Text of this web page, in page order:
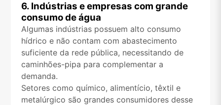
6. Indústrias e empresas com grande
consumo de água
Algumas indústrias possuem alto consumo
hídrico e não contam com abastecimento
suficiente da rede pública, necessitando de
caminhões-pipa para complementar a
demanda.
Setores como químico, alimentício, têxtil e
metalúrgico são grandes consumidores desse